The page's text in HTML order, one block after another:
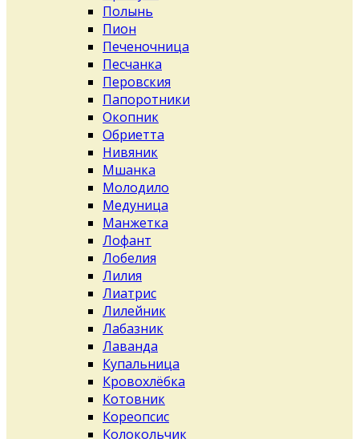
Полынь
Пион
Печеночница
Песчанка
Перовския
Папоротники
Окопник
Обриетта
Нивяник
Мшанка
Молодило
Медуница
Манжетка
Лофант
Лобелия
Лилия
Лиатрис
Лилейник
Лабазник
Лаванда
Купальница
Кровохлёбка
Котовник
Кореопсис
Колокольчик